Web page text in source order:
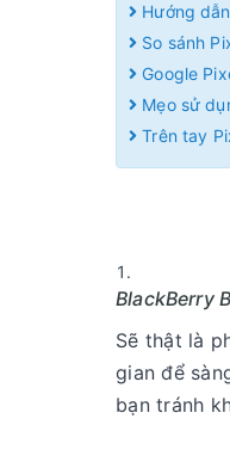
Hướng
So sánh
Google
Mẹo sử
Trên tay
BlackBerry
Sẽ thật là
gian để
bạn tránh